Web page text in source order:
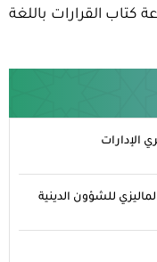
القرارات باللغة
الإدارات
للشؤون الدينية